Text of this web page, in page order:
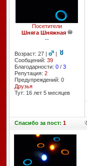
Посетители
Шняга Шняжная
--
Возраст: 27 |
|
Сообщений: 39
Благодарности: 0/ 3
Репутация: 2
Предупреждений: 0
Друзья
Тут: 16 лет 5 месяцев
Спасибоза пост: 1